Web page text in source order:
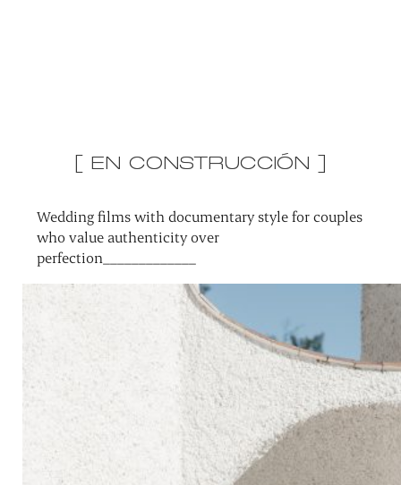
[ EN CONSTRUCCIÓN ]
Wedding films with documentary style for couples
who value authenticity over
perfection_____________